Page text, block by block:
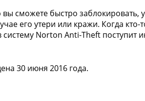
сможете быстро заблокировать,
его утери или кражи. Когда кто-
систему Norton Anti-Theft поступит
30 июня 2016 года.